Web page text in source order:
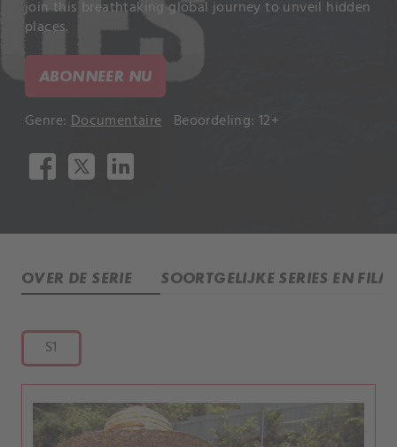
join this breathtaking global journey to unveil hidden
places.
ABONNEER NU
Genre: Documentaire Beoordeling: 12+
OVER DE SERIE SOORTGELIJKE SERIES EN
S1